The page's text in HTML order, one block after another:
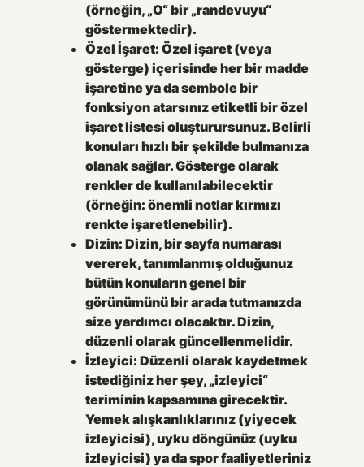
(örneğin, „O“ bir „randevuyu“
göstermektedir).
Özel İşaret: Özel işaret (veya
gösterge) içerisinde her bir madde
işaretine ya da sembole bir
fonksiyon atarsınız etiketli bir özel
işaret listesi oluşturursunuz. Belirli
konuları hızlı bir şekilde bulmanıza
olanak sağlar. Gösterge olarak
renkler de kullanılabilecektir
(örneğin: önemli notlar kırmızı
renkte işaretlenebilir).
Dizin: Dizin, bir sayfa numarası
vererek, tanımlanmış olduğunuz
bütün konuların genel bir
görünümünü bir arada tutmanızda
size yardımcı olacaktır. Dizin,
düzenli olarak güncellenmelidir.
İzleyici: Düzenli olarak kaydetmek
istediğiniz her şey, „izleyici“
teriminin kapsamına girecektir.
Yemek alışkanlıklarınız (yiyecek
izleyicisi), uyku döngünüz (uyku
izleyicisi) ya da spor faaliyetleriniz